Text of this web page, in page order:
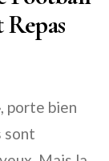
porte bien
sont